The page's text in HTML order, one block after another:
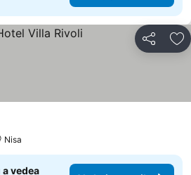
Distribuiți
prețurile
Nisa
vedea